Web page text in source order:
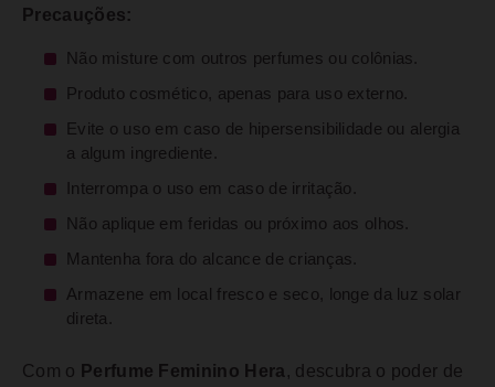
Precauções:
Não misture com outros perfumes ou colônias.
Produto cosmético, apenas para uso externo.
Evite o uso em caso de hipersensibilidade ou alergia
a algum ingrediente.
Interrompa o uso em caso de irritação.
Não aplique em feridas ou próximo aos olhos.
Mantenha fora do alcance de crianças.
Armazene em local fresco e seco, longe da luz solar
direta.
Com o Perfume Feminino Hera , descubra o poder de